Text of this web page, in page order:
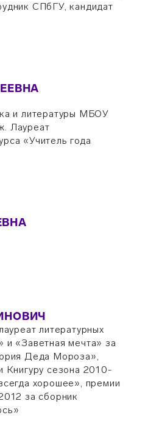
СПбГУ, кандидат
и литературы МБОУ
Лауреат
«Учитель года
литературных
и «Заветная мечта» за
Деда Мороза»,
Книгуру сезона 2010-
хорошее», премии
за сборник